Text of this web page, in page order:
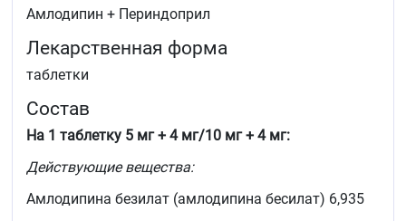
Амлодипин + Периндоприл
Лекарственная форма
таблетки
Состав
На 1 таблетку 5 мг + 4 мг/10 мг + 4 мг:
Действующие вещества:
Амлодипина безилат (амлодипина бесилат) 6,935